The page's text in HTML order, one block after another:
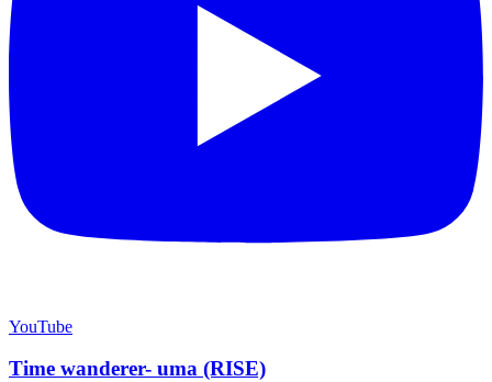
YouTube
Time wanderer- uma (RISE)